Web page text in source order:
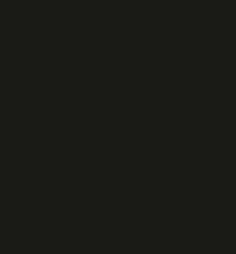
Fluminense pelo